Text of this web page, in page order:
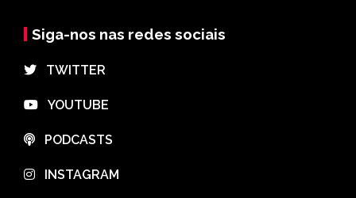
Siga-nos nas redes sociais
⠀TWITTER
⠀YOUTUBE
⠀PODCASTS
⠀INSTAGRAM